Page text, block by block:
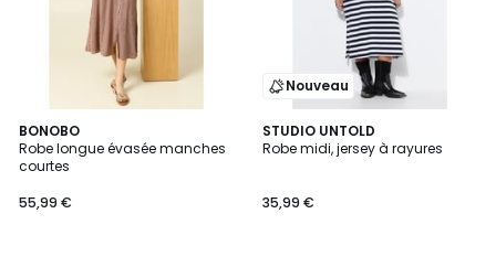
BONOBO
Robe longue évasée manches
courtes
55,99 €
Nouveau
STUDIO UNTOLD
Robe midi, jersey à rayures
35,99 €